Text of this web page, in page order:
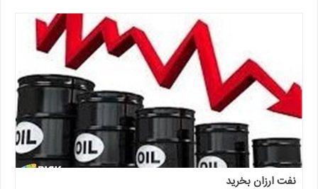
نفت ارزان بخرید